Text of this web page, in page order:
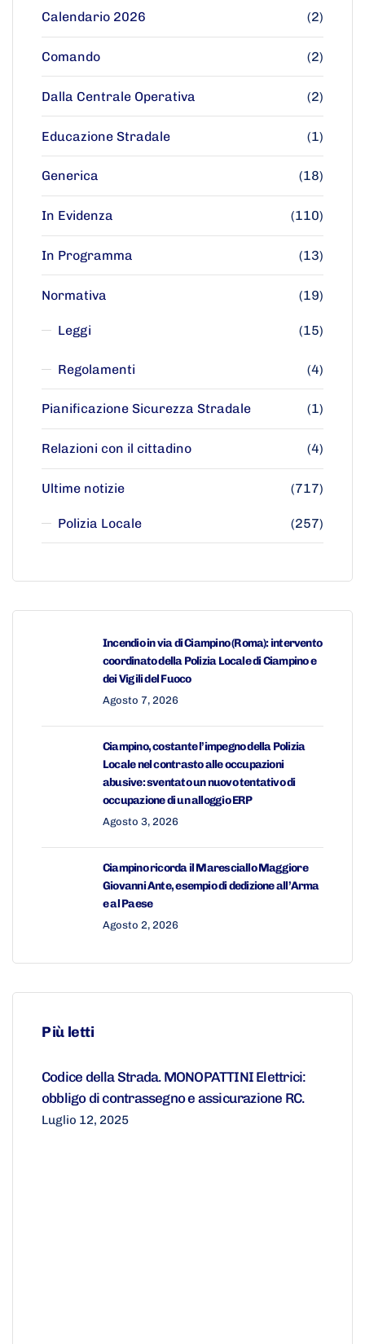
Calendario 2026 (2)
Comando (2)
Dalla Centrale Operativa (2)
Educazione Stradale (1)
Generica (18)
In Evidenza (110)
In Programma (13)
Normativa (19)
Leggi (15)
Regolamenti (4)
Pianificazione Sicurezza Stradale (1)
Relazioni con il cittadino (4)
Ultime notizie (717)
Polizia Locale (257)
Incendio in via di Ciampino (Roma): intervento
coordinato della Polizia Locale di Ciampino e
dei Vigili del Fuoco
Agosto 7, 2026
Ciampino, costante l’impegno della Polizia
Locale nel contrasto alle occupazioni
abusive: sventato un nuovo tentativo di
occupazione di un alloggio ERP
Agosto 3, 2026
Ciampino ricorda il Maresciallo Maggiore
Giovanni Ante, esempio di dedizione all’Arma
e al Paese
Agosto 2, 2026
Più letti
Codice della Strada. MONOPATTINI Elettrici:
obbligo di contrassegno e assicurazione RC.
Luglio 12, 2025